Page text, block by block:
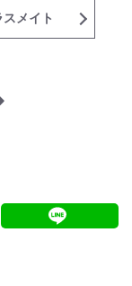
メイト